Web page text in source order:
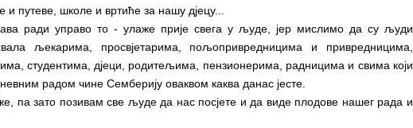
путеве, школе и вртиће за нашу дјецу...
ради управо то - улаже прије свега у људе, јер мислимо да су људи
љекарима, просвјетарима, пољопривредницима и привредницима,
студентима, дјеци, родитељима, пензионерима, радницима и свима који
радом чине Семберију оваквом каква данас јесте.
па зато позивам све људе да нас посјете и да виде плодове нашег рада и